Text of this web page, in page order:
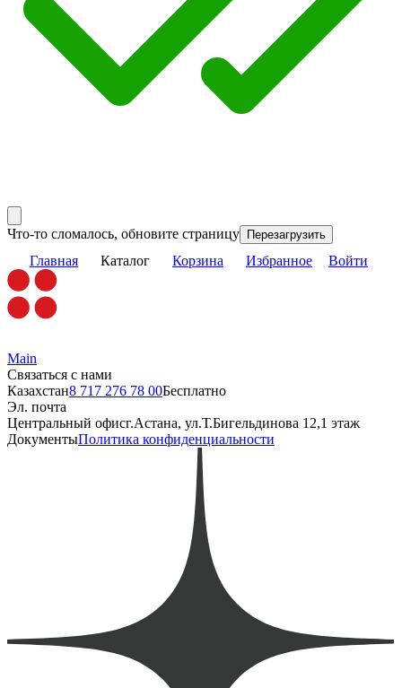
Что-то сломалось, обновите страницу Перезагрузить
Главная Каталог Корзина Избранное Войти
Main
Связаться с нами
Казахстан8 717 276 78 00Бесплатно
Эл. почта
Центральный офисг.Астана, ул.Т.Бигельдинова 12,1 этаж
ДокументыПолитика конфиденциальности